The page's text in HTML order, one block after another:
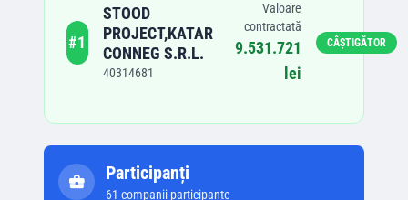
#1
STOOD
PROJECT,KATAR
CONNEG S.R.L.
40314681
Valoare
contractată
9.531.721
lei
CÂȘTIGĂTOR
Participanți
61 companii participante